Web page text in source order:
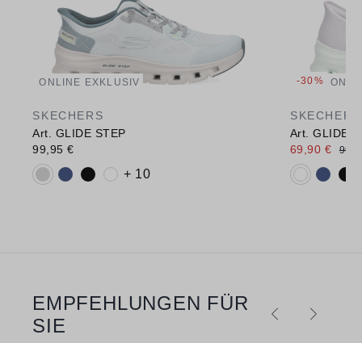
ONLINE EXKLUSIV
SKECHERS
Art. GLIDE STEP
99,95 €
Verfügbare Farbvarianten:
+ 10
-30%
SKECHERS
Art. GLIDE
69,90 €
Verfügbare
Produktgalerie überspringen
EMPFEHLUNGEN FÜR
SIE